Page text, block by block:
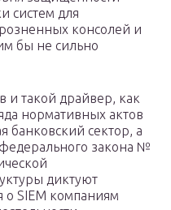
систем для
консолей и
бы не сильно
и такой драйвер, как
нормативных актов
банковский сектор, а
закона №
диктуют
о SIEM компаниям